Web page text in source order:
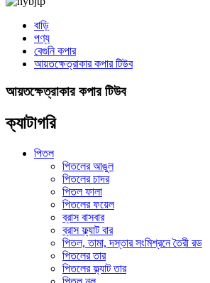
বাড়ি
পণ্য
বেগুনি কপার
আয়তক্ষেত্রাকার কপার টিউব
আয়তক্ষেত্রাকার কপার টিউব
ক্যাটাগরি
পিতল
পিতলের আঙুল
পিতলের চাদর
পিতল ফালা
পিতলের ফয়েল
ব্রাস বাসবার
ব্রাস ফ্ল্যাট বার
পিতল, তামা, দস্তার সংমিশ্রনে তৈরী রড
পিতলের তার
পিতলের ফ্ল্যাট তার